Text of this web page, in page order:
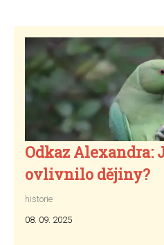
Odkaz Alexandra:
ovlivnilo dějiny?
historie
08. 09. 2025